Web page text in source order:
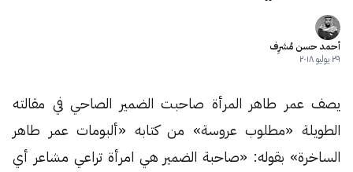
أحمد حسن مُشرِف
٢٩ يوليو ٢٠١٨
يصف عمر طاهر المرأة صاحبت الضمير الصاحي في مقالته
الطويلة «مطلوب عروسة» من كتابه «ألبومات عمر طاهر
الساخرة» بقوله: «صاحبة الضمير هي امرأة تراعي مشاعر أي